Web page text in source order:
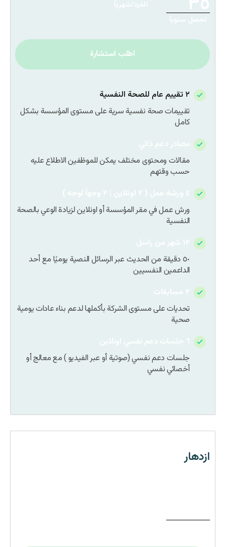
للفرد/شهرياً
تحصل سنوياً
اطلب استشارة
٢ تقييم عام للصحة النفسية
تقييمات صحة نفسية سرية على مستوى المؤسسة بشكل
كامل
مصادر دعم ذاتي
مقالات ومحتوى مختلف يمكن للموظفين الاطلاع عليه
حسب وقتهم
٤ ورشة عمل ( ٢ اونلاين | ٢ وجهاً لوجه )
ورش عمل في مقر المؤسسة أو اونلاين لزيادة الوعي بالصحة
النفسية
١٢ شهر من راسل
٥٠ دقيقة من الحديث عبر الرسائل النصية يوميًا مع أحد
الداعمين النفسيين
٢ مسابقات
تحديات على مستوى الشركة بأكملها لدعم بناء عادات يومية
صحية
٦ جلسات دعم نفسي اونلاين
جلسات دعم نفسي (صوتية أو عبر الفيديو ) مع معالج أو
أخصائي نفسي
ازدهار